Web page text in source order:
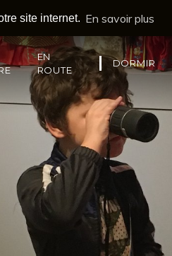
site internet. En savoir plus
EN
ROUTE
DORMIR